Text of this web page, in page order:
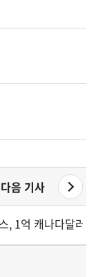
다음 기사
로운 10억 유로
, 1억 캐나다달러